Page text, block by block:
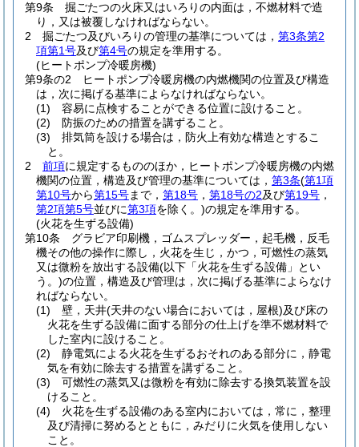
第9条
掘ごたつの火床又はいろりの内面は，不燃材料で造
り，又は被覆しなければならない。
2
掘ごたつ及びいろりの管理の基準については， 第3条第2
項第1号及び第4号の規定を準用する。
(ヒートポンプ冷暖房機)
第9条の2
ヒートポンプ冷暖房機の内燃機関の位置及び構造
は，次に掲げる基準によらなければならない。
(1)
容易に点検することができる位置に設けること。
(2)
防振のための措置を講ずること。
(3)
排気筒を設ける場合は，防火上有効な構造とするこ
と。
2
前項に規定するもののほか，ヒートポンプ冷暖房機の内燃
機関の位置，構造及び管理の基準については， 第3条(第1項
第10号から第15号まで， 第18号 ， 第18号の2及び第19号 ，
第2項第5号並びに第3項を除く。)の規定を準用する。
(火花を生ずる設備)
第10条
グラビア印刷機，ゴムスプレッダー，起毛機，反毛
機その他の操作に際し，火花を生じ，かつ，可燃性の蒸気
又は微粉を放出する設備(以下「火花を生ずる設備」とい
う。)の位置，構造及び管理は，次に掲げる基準によらなけ
ればならない。
(1)
壁，天井(天井のない場合においては，屋根)及び床の
火花を生ずる設備に面する部分の仕上げを準不燃材料で
した室内に設けること。
(2)
静電気による火花を生ずるおそれのある部分に，静電
気を有効に除去する措置を講ずること。
(3)
可燃性の蒸気又は微粉を有効に除去する換気装置を設
けること。
(4)
火花を生ずる設備のある室内においては，常に，整理
及び清掃に努めるとともに，みだりに火気を使用しない
こと。